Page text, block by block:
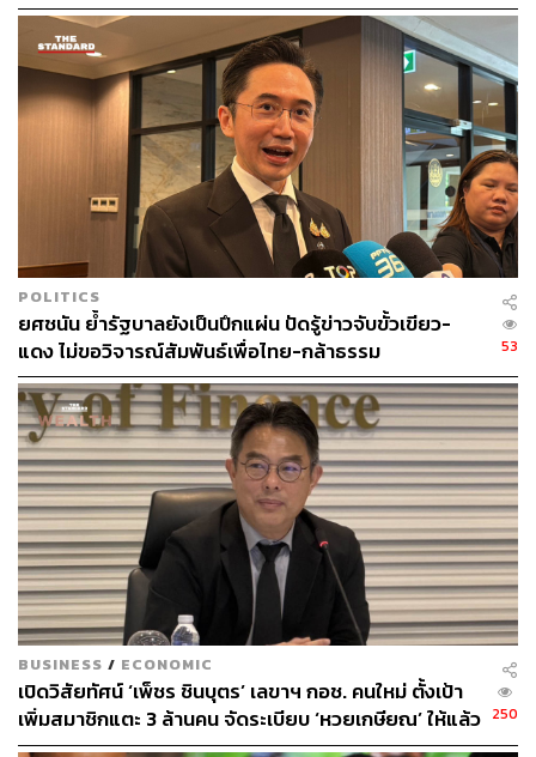
POLITICS
ยศชนัน ย้ำรัฐบาลยังเป็นปึกแผ่น ปัดรู้ข่าวจับขั้วเขียว-
แดง ไม่ขอวิจารณ์สัมพันธ์เพื่อไทย-กล้าธรรม
53
BUSINESS / ECONOMIC
เปิดวิสัยทัศน์ ‘เพ็ชร ชินบุตร’ เลขาฯ กอช. คนใหม่ ตั้งเป้า
เพิ่มสมาชิกแตะ 3 ล้านคน จัดระเบียบ ‘หวยเกษียณ’ ให้แล้ว
เสร็จในปีนี้
250